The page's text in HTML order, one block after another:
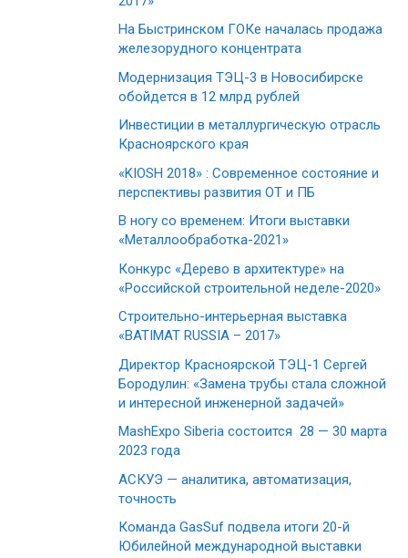
На Быстринском ГОКе началась продажа
железорудного концентрата
Модернизация ТЭЦ-3 в Новосибирске
обойдется в 12 млрд рублей
Инвестиции в металлургическую отрасль
Красноярского края
«KIOSH 2018» : Современное состояние и
перспективы развития ОТ и ПБ
В ногу со временем: Итоги выставки
«Металлообработка-2021»
Конкурс «Дерево в архитектуре» на
«Российской строительной неделе-2020»
Строительно-интерьерная выставка
«BATIMAT RUSSIA – 2017»
Директор Красноярской ТЭЦ-1 Сергей
Бородулин: «Замена трубы стала сложной
и интересной инженерной задачей»
MashExpo Siberia состоится 28 — 30 марта
2023 года
АСКУЭ — аналитика, автоматизация,
точность
Команда GasSuf подвела итоги 20-й
Юбилейной международной выставки